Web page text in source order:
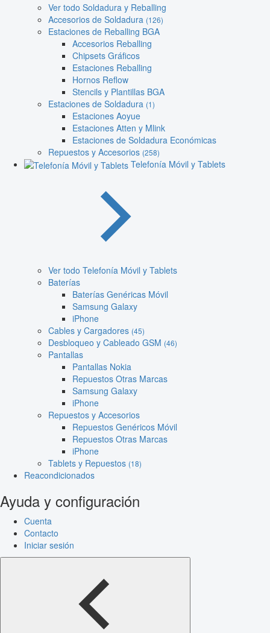
Ver todo Soldadura y Reballing
Accesorios de Soldadura (126)
Estaciones de Reballing BGA
Accesorios Reballing
Chipsets Gráficos
Estaciones Reballing
Hornos Reflow
Stencils y Plantillas BGA
Estaciones de Soldadura (1)
Estaciones Aoyue
Estaciones Atten y Mlink
Estaciones de Soldadura Económicas
Repuestos y Accesorios (258)
Telefonía Móvil y Tablets
Ver todo Telefonía Móvil y Tablets
Baterías
Baterías Genéricas Móvil
Samsung Galaxy
iPhone
Cables y Cargadores (45)
Desbloqueo y Cableado GSM (46)
Pantallas
Pantallas Nokia
Repuestos Otras Marcas
Samsung Galaxy
iPhone
Repuestos y Accesorios
Repuestos Genéricos Móvil
Repuestos Otras Marcas
iPhone
Tablets y Repuestos (18)
Reacondicionados
Ayuda y configuración
Cuenta
Contacto
Iniciar sesión